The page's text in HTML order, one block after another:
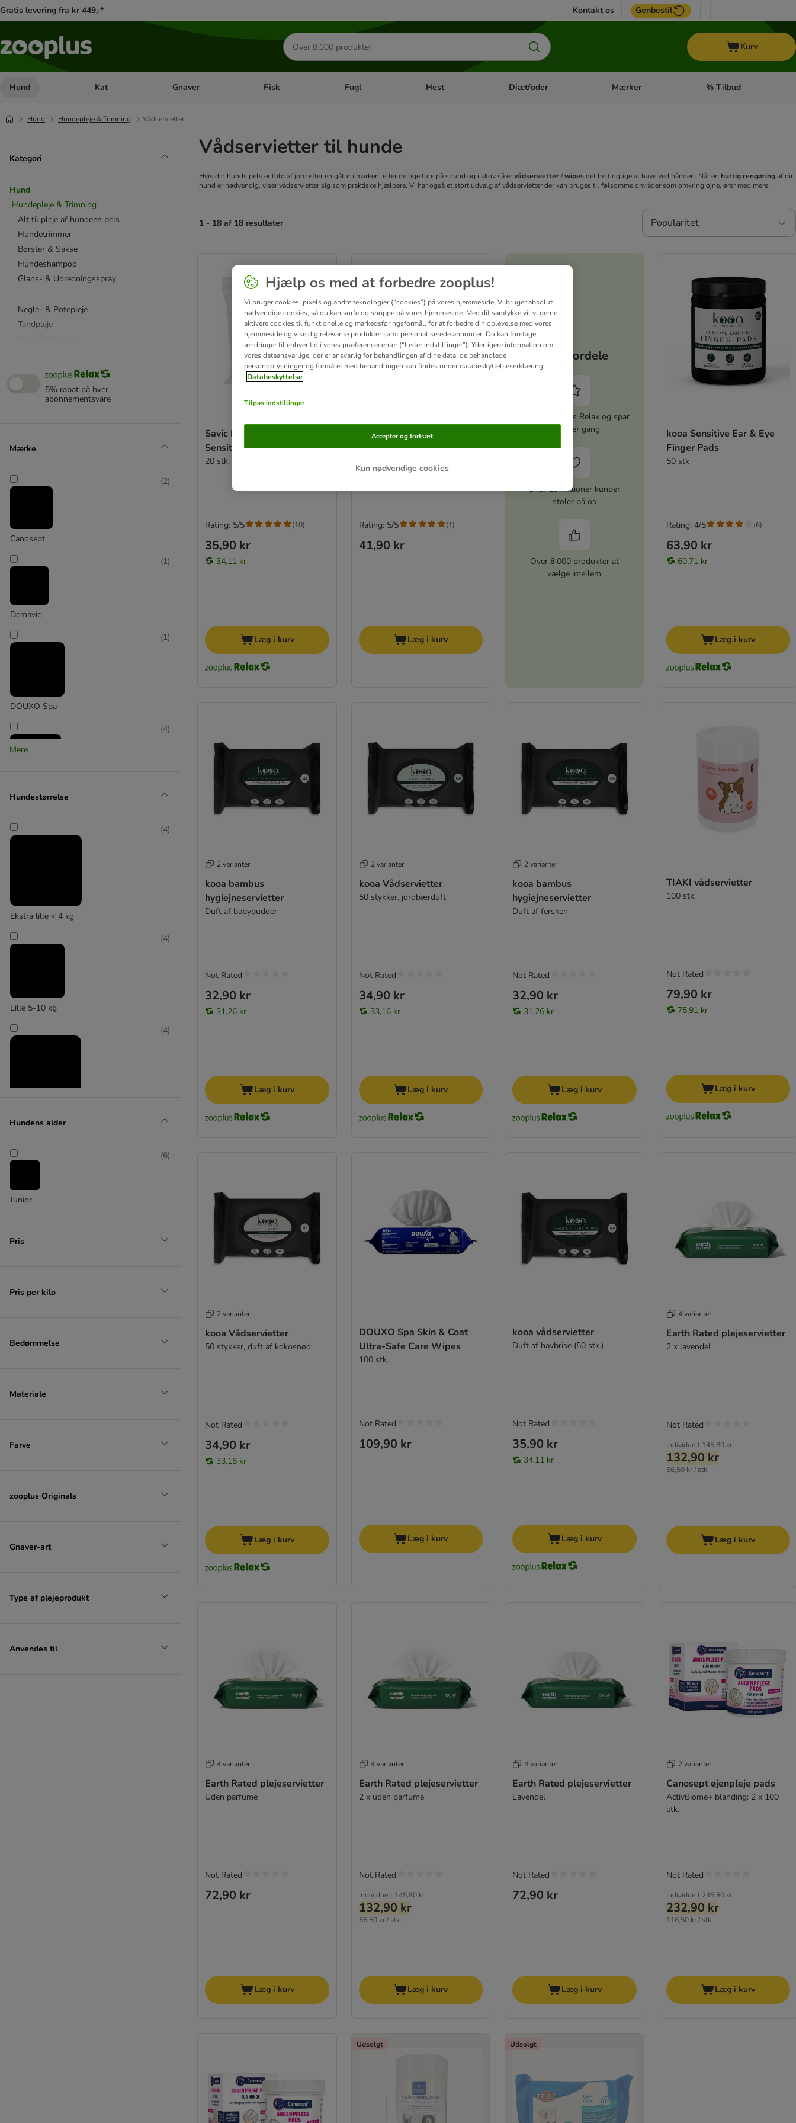
Gratis levering fra kr 449,-* Kontakt os Genbestil
Søg
efter
produkter
Kurv
Hund Åben kategori menu: Hund
Kat Åben kategori menu: Kat
Gnaver Åben kategori menu: Gnaver
Fisk Åben kategori menu: Fisk
Fugl Åben kategori menu: Fugl
Hest Åben kategori menu: Hest
Diætfoder Åben kategori menu: Diætfoder
Mærker Åben kategori menu:
% Tilbud
Hund Hundepleje & Trimning Vådservietter
Kategori
Hund
Hundepleje & Trimning
Alt til pleje af hundens pels
Hundetrimmer
Børster & Sakse
Hundeshampoo
Glans- & Udredningsspray
Negle- & Potepleje
Tandpleje
Hundebleer & Løbetid
Hundeposer & Tilbehør
Beroligende til hunde
Førstehjælp & Skader
★ kooa
Oster
Vet's Best
5% rabat på hver
abonnementsvare
Mærke
Canosept
(2)
Demavic
(1)
DOUXO Spa
(1)
Earth Rated
(4)
savic
Mere
Hundestørrelse
Ekstra lille < 4 kg
(4)
Lille 5-10 kg
(4)
(4)
( 4)
Hundens alder
Junior
(6)
Pris
Pris per kilo
Bedømmelse
Materiale
Farve
zooplus Originals
Gnaver-art
Type af plejeprodukt
Anvendes til
Vådservietter til hunde
Hvis din hunds pels er fuld af jord efter en gåtur i marken, eller dejlige ture på strand og i skov så ervådservietter/wipesdet helt rigtige at have ved hånden. Når en hurtig rengøringaf din
hund er nødvendig, viser vådservietter sig som praktiske hjælpere. Vi har også et stort udvalg af vådservietter der kan bruges til følsomme områder som omkring øjne, ører med mere.
1 - 18 af 18 resultater Popularitet
Savic Refresh'r Wipes
Sensitive
20 stk.
35,90 kr
34,11 kr
Rating: 5/5 (10)
Læg i kurv
Vet's Best® Clean
Øjeservietter
41,90 kr
Rating: 5/5 (1)
Læg i kurv
Dine fordele
Aktiver zooplus Relax og spar
5% hver gang
Over 10 millioner kunder
stoler på os
Over 8.000 produkter at
vælge imellem
kooa Sensitive Ear & Eye
Finger Pads
50 stk
63,90 kr
60,71 kr
Rating: 4/5 (6)
Læg i kurv
2 varianter
kooa bambus
hygiejneservietter
Duft af babypudder
32,90 kr
31,26 kr
Not Rated
Læg i kurv
2 varianter
kooa Vådservietter
50 stykker, jordbærduft
34,90 kr
33,16 kr
Not Rated
Læg i kurv
2 varianter
kooa bambus
hygiejneservietter
Duft af fersken
32,90 kr
31,26 kr
Not Rated
Læg i kurv
TIAKI vådservietter
100 stk.
79,90 kr
75,91 kr
Not Rated
Læg i kurv
2 varianter
kooa Vådservietter
50 stykker, duft af kokosnød
34,90 kr
33,16 kr
Not Rated
Læg i kurv
DOUXO Spa Skin & Coat
Ultra-Safe Care Wipes
100 stk.
109,90 kr
Not Rated
Læg i kurv
kooa vådservietter
Duft af havbrise (50 stk.)
35,90 kr
34,11 kr
Not Rated
Læg i kurv
4 varianter
Earth Rated plejeservietter
2 x lavendel
Individuelt 145,80 kr
132,90 kr
66,50 kr / stk.
Not Rated
Læg i kurv
4 varianter
Earth Rated plejeservietter
Uden parfume
72,90 kr
Not Rated
Læg i kurv
4 varianter
Earth Rated plejeservietter
2 x uden parfume
Individuelt 145,80 kr
132,90 kr
66,50 kr / stk.
Not Rated
Læg i kurv
4 varianter
Earth Rated plejeservietter
Lavendel
72,90 kr
Not Rated
Læg i kurv
2 varianter
Canosept øjenpleje pads
ActivBiome+ blanding: 2 x 100
stk.
Individuelt 245,80 kr
232,90 kr
116,50 kr / stk.
Not Rated
Læg i kurv
Udsolgt Udsolgt
Hjælp os med at forbedre zooplus!
Vi bruger cookies, pixels og andre teknologier (“cookies”) på vores hjemmeside. Vi bruger absolut
nødvendige cookies, så du kan surfe og shoppe på vores hjemmeside. Med dit samtykke vil vi gerne
aktivere cookies til funktionelle og markedsføringsformål, for at forbedre din oplevelse med vores
hjemmeside og vise dig relevante produkter samt personaliserede annoncer. Du kan foretage
ændringer til enhver tid i vores præferencecenter (“Juster indstillinger”). Yderligere information om
vores dataansvarlige, der er ansvarlig for behandlingen af ​​dine data, de behandlede
personoplysninger og formålet med behandlingen kan findes under databeskyttelseserklæring
Databeskyttelse
Tilpas indstillinger
Kun nødvendige cookies
Accepter og fortsæt